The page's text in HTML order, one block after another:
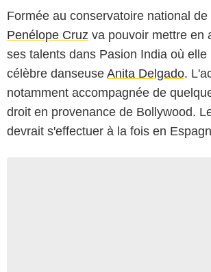
Formée au conservatoire national
Penélope Cruz va pouvoir mettre en
ses talents dans Pasion India où elle
célèbre danseuse Anita Delgado.
notamment accompagnée de
droit en provenance de Bollywood.
devrait s'effectuer à la fois en